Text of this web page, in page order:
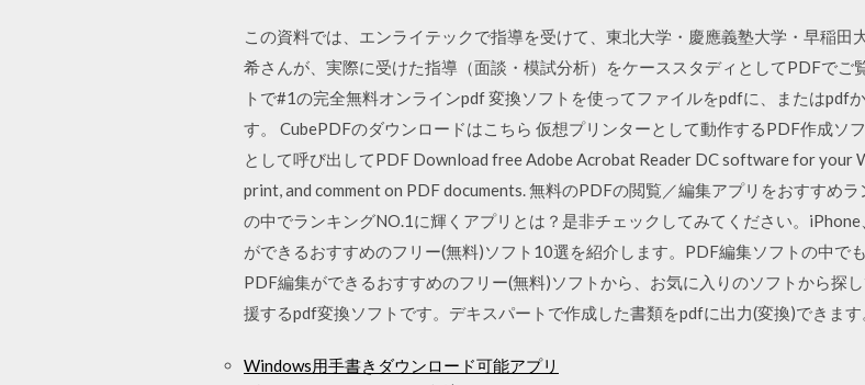
この資料では、エンライテックで指導を受けて、東北大学・慶應義塾大学・早稲
希さんが、実際に受けた指導（面談・模試分析）をケーススタディとしてPDFでご
トで#1の完全無料オンラインpdf 変換ソフトを使ってファイルをpdfに、またはpdf
す。 CubePDFのダウンロードはこちら 仮想プリンターとして動作するPDF作成ソ
として呼び出してPDF Download free Adobe Acrobat Reader DC software for your
print, and comment on PDF documents. 無料のPDFの閲覧／編集アプリをおすすめ
の中でランキングNO.1に輝くアプリとは？是非チェックしてみてください。
ができるおすすめのフリー(無料)ソフト10選を紹介します。PDF編集ソフトの中で
PDF編集ができるおすすめのフリー(無料)ソフトから、お気に入りのソフトから探
援するpdf変換ソフトです。デキスパートで作成した書類をpdfに出力(変換)できます
Windows用手書きダウンロード可能アプリ